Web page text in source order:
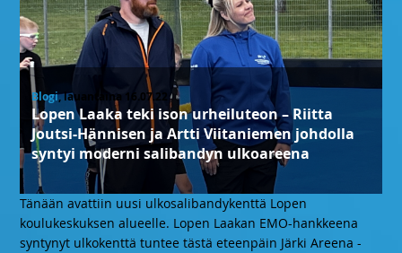
Blogi, lauantaina 16.07.22
Lopen Laaka teki ison urheiluteon – Riitta
Joutsi-Hännisen ja Artti Viitaniemen johdolla
syntyi moderni salibandyn ulkoareena
Tänään avattiin uusi ulkosalibandykenttä Lopen
koulukeskuksen alueelle. Lopen Laakan EMO-hankkeena
syntynyt ulkokenttä tuntee tästä eteenpäin Järki Areena -